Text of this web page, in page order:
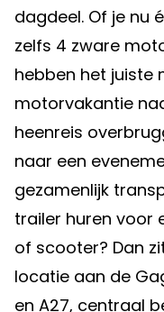
dagdeel. Of je nu
zelfs 4 zware
hebben het juiste
motorvakantie
heenreis
naar een
gezamenlijk
trailer huren voor
of scooter? Dan
locatie aan de
en A27, centraal